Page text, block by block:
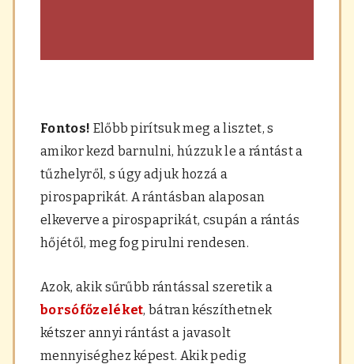
Fontos! Előbb pirítsuk meg a lisztet, s
amikor kezd barnulni, húzzuk le a rántást a
tűzhelyről, s úgy adjuk hozzá a
pirospaprikát. A rántásban alaposan
elkeverve a pirospaprikát, csupán a rántás
hőjétől, meg fog pirulni rendesen.
Azok, akik sűrűbb rántással szeretik a
borsófőzeléket, bátran készíthetnek
kétszer annyi rántást a javasolt
mennyiséghez képest. Akik pedig